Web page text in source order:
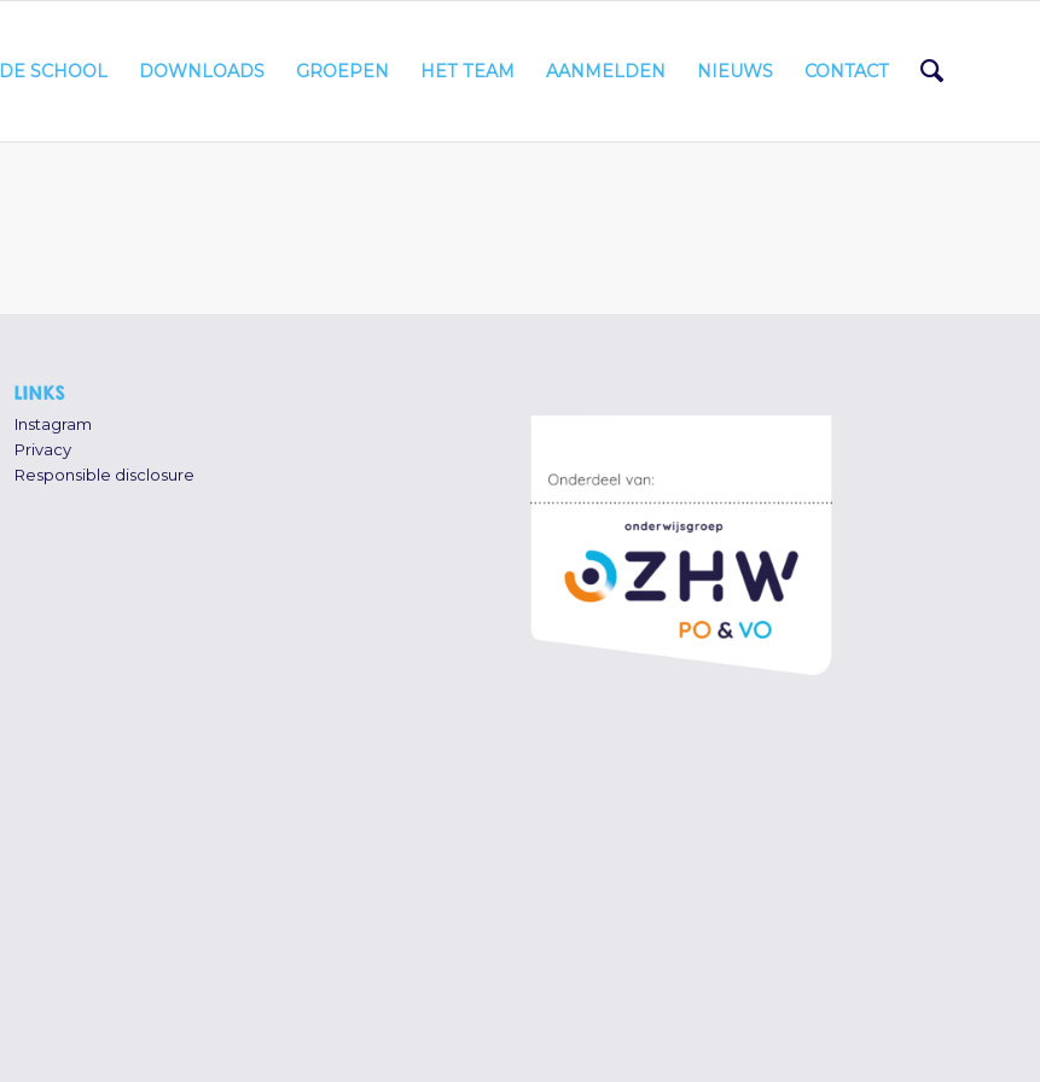
DE SCHOOL DOWNLOADS GROEPEN HET TEAM AANMELDEN NIEUWS CONTACT
LINKS
Instagram
Privacy
Responsible disclosure